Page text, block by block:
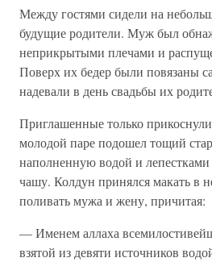
Между гостями сидели на
будущие родители. Муж был
неприкрытыми плечами и
Поверх их бедер были повязаны
надевали в день свадьбы их
Приглашенные только
молодой паре подошел тощий
наполненную водой и
чашу. Колдун принялся макать в
поливать мужа и жену, причитая:
— Именем аллаха
взятой из девяти источников